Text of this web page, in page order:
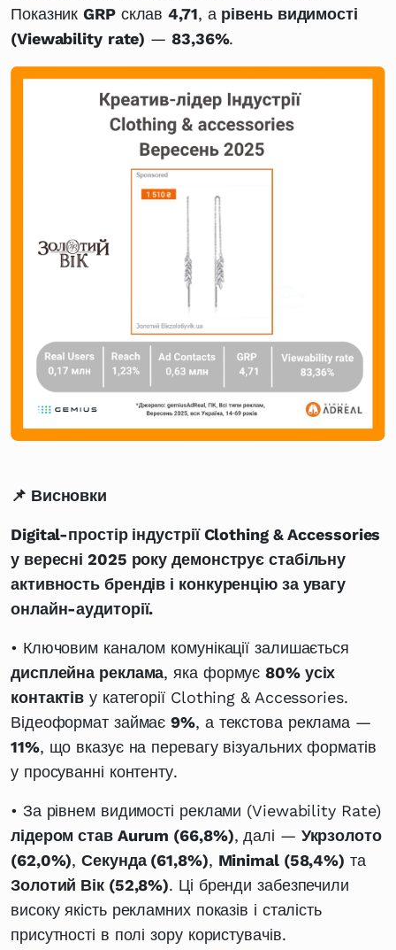
ПоказникGRPсклав4,71, а рівень видимості
(Viewability rate) —83,36%.
📌 Висновки
Digital-простір індустрії Clothing & Accessories
у вересні 2025 року демонструє стабільну
активность брендів і конкуренцію за увагу
онлайн-аудиторії.
• Ключовим каналом комунікації залишається
дисплейна реклама, яка формує80% усіх
контактів у категорії Clothing & Accessories.
Відеоформат займає9%, а текстова реклама —
11%, що вказує на перевагу візуальних форматів
у просуванні контенту.
• За рівнем видимості реклами (Viewability Rate)
лідером став Aurum (66,8%), далі — Укрзолото
(62,0%),Секунда (61,8%), Minimal (58,4%) та
Золотий Вік (52,8%). Ці бренди забезпечили
високу якість рекламних показів і сталість
присутності в полі зору користувачів.